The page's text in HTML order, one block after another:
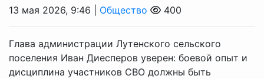
13 мая 2026, 9:46 | Общество 400
Глава администрации Лутенского сельского
поселения Иван Диесперов уверен: боевой опыт и
дисциплина участников СВО должны быть